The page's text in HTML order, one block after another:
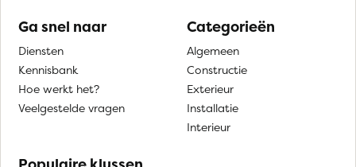
Ga snel naar
Diensten
Kennisbank
Hoe werkt het?
Veelgestelde vragen
Categorieën
Algemeen
Constructie
Exterieur
Installatie
Interieur